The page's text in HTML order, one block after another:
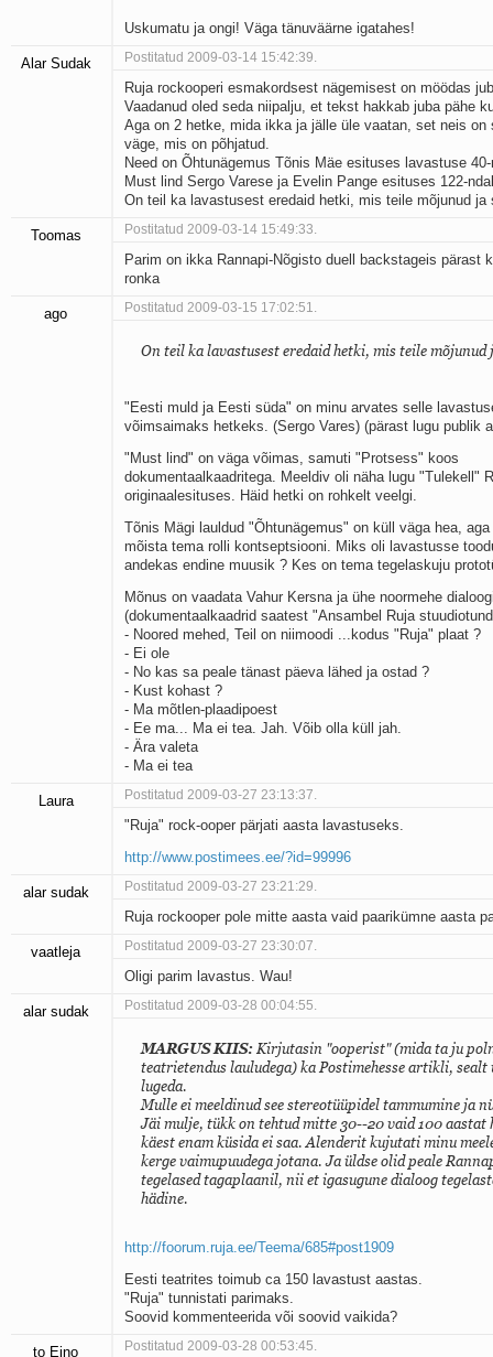
Uskumatu ja ongi! Väga tänuväärne igatahes!
Alar Sudak Postitatud 2009-03-14 15:42:39.
Ruja rockooperi esmakordsest nägemisest on möödas
Vaadanud oled seda niipalju, et tekst hakkab juba pähe
Aga on 2 hetke, mida ikka ja jälle üle vaatan, set neis on
väge, mis on põhjatud.
Need on Õhtunägemus Tõnis Mäe esituses lavastuse
Must lind Sergo Varese ja Evelin Pange esituses 122-
On teil ka lavastusest eredaid hetki, mis teile mõjunud ja
Toomas Postitatud 2009-03-14 15:49:33.
Parim on ikka Rannapi-Nõgisto duell backstageis pärast
ronka
ago Postitatud 2009-03-15 17:02:51.
On teil ka lavastusest eredaid hetki, mis teile mõjunud
"Eesti muld ja Eesti süda" on minu arvates selle
võimsaimaks hetkeks. (Sergo Vares) (pärast lugu publik
"Must lind" on väga võimas, samuti "Protsess" koos
dokumentaalkaadritega. Meeldiv oli näha lugu "Tulekell"
originaalesituses. Häid hetki on rohkelt veelgi.
Tõnis Mägi lauldud "Õhtunägemus" on küll väga hea,
mõista tema rolli kontseptsiooni. Miks oli lavastusse
andekas endine muusik ? Kes on tema tegelaskuju
Mõnus on vaadata Vahur Kersna ja ühe noormehe
(dokumentaalkaadrid saatest "Ansambel Ruja
- Noored mehed, Teil on niimoodi ...kodus "Ruja" plaat ?
- Ei ole
- No kas sa peale tänast päeva lähed ja ostad ?
- Kust kohast ?
- Ma mõtlen-plaadipoest
- Ee ma... Ma ei tea. Jah. Võib olla küll jah.
- Ära valeta
- Ma ei tea
Laura Postitatud 2009-03-27 23:13:37.
"Ruja" rock-ooper pärjati aasta lavastuseks.
http://www.postimees.ee/?id=99996
alar sudak Postitatud 2009-03-27 23:21:29.
Ruja rockooper pole mitte aasta vaid paarikümne aasta
vaatleja Postitatud 2009-03-27 23:30:07.
Oligi parim lavastus. Wau!
alar sudak Postitatud 2009-03-28 00:04:55.
MARGUS KIIS: Kirjutasin "ooperist" (mida ta ju
teatrietendus lauludega) ka Postimehesse artikli,
lugeda.
Mulle ei meeldinud see stereotüüpidel tammumine ja
Jäi mulje, tükk on tehtud mitte 30--20 vaid 100 aastat
käest enam küsida ei saa. Alenderit kujutati minu
kerge vaimupuudega jotana. Ja üldse olid peale
tegelased tagaplaanil, nii et igasugune dialoog
hädine.
http://foorum.ruja.ee/Teema/685#post1909
Eesti teatrites toimub ca 150 lavastust aastas.
"Ruja" tunnistati parimaks.
Soovid kommenteerida või soovid vaikida?
to Eino Postitatud 2009-03-28 00:53:45.